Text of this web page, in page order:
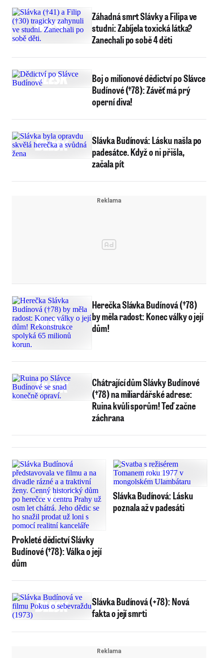
Záhadná smrt Slávky a Filipa ve
studni: Zabíjela toxická látka?
Zanechali po sobě 4 děti
Boj o milionové dědictví po Slávce
Budínové (†78): Závěť má prý
operní diva!
Slávka Budínová: Lásku našla po
padesátce. Když o ni přišla,
začala pít
Herečka Slávka Budínová (†78)
by měla radost: Konec války o její
dům!
Chátrající dům Slávky Budínové
(†78) na miliardářské adrese:
Ruina kvůli sporům! Teď začne
záchrana
Prokleté dědictví Slávky
Budínové (†78): Válka o její
dům
Slávka Budínová: Lásku
poznala až v padesáti
Slávka Budínová (+78): Nová
fakta o její smrti